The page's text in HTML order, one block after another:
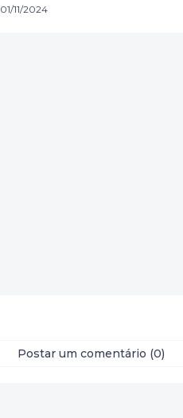
01/11/2024
Postar um comentário (0)